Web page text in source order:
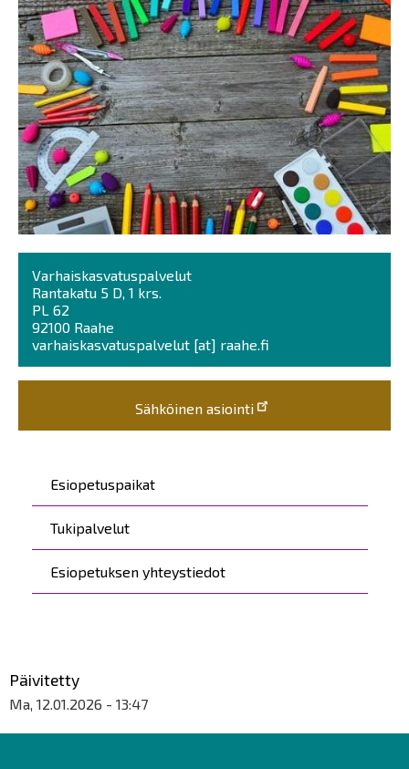
Päävalikko
Esiopetuspaikat
Tukipalvelut
Esiopetuksen yhteystiedot
Varhaiskasvatuspalvelut
Rantakatu 5 D, 1 krs.
PL 62
92100 Raahe
varhaiskasvatuspalvelut [at] raahe.fi
Sähköinen asiointi
Päivitetty
Ma, 12.01.2026 - 13:47